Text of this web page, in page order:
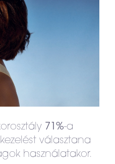
71%-a
választana
használatakor.